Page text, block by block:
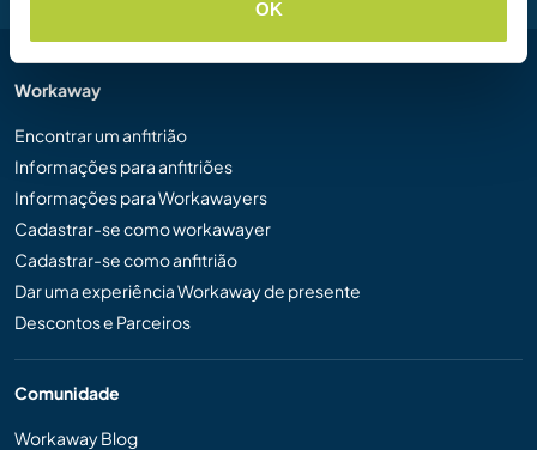
OK
Workaway
Encontrar um anfitrião
Informações para anfitriões
Informações para Workawayers
Cadastrar-se como workawayer
Cadastrar-se como anfitrião
Dar uma experiência Workaway de presente
Descontos e Parceiros
Comunidade
Workaway Blog